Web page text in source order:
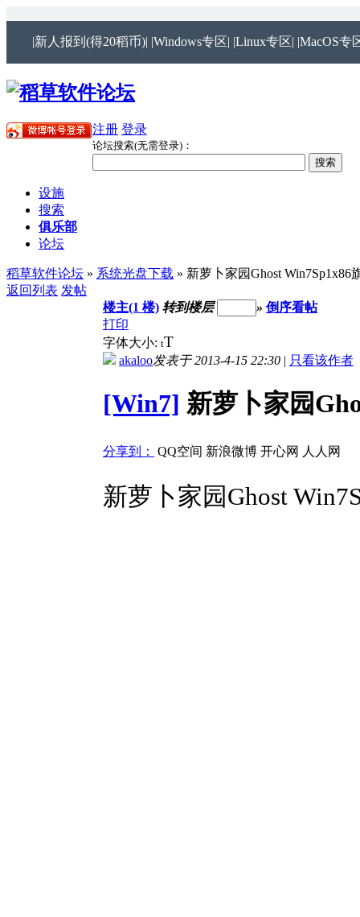
|新人报到(得20稻币)| |Windows专区| |Linux专区| |MacOS专
注册 登录
论坛搜索(无需登录)：
设施
搜索
俱乐部
论坛
稻草软件论坛 » 系统光盘下载 » 新萝卜家园Ghost Win7Sp1x86
返回列表 发帖
楼主(1 楼) 转到楼层 » 倒序看帖
打印
字体大小: tT
akaloo发表于 2013-4-15 22:30 | 只看该作者
[Win7] 新萝卜家园
分享到： QQ空间 新浪微博 开心网 人人网
新萝卜家园Ghost